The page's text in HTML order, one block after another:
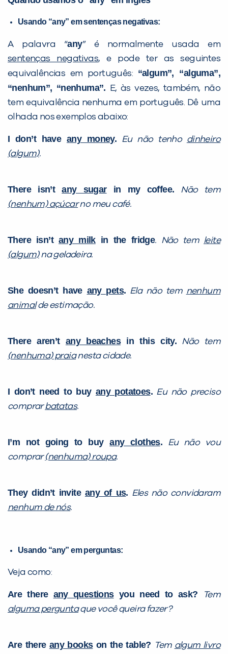
Usando “any” em sentenças negativas:
A palavra “any” é normalmente usada em
sentenças negativas, e pode ter as seguintes
equivalências em português: “algum”, “alguma”,
“nenhum”, “nenhuma”.
E, às vezes, também, não
tem equivalência nenhuma em português. Dê uma
olhada nos exemplos abaixo:
I don’t have any money. Eu não tenho dinheiro
(algum).
There isn’tany sugarin my coffee. Não tem
(nenhum) açúcarno meu café.
There isn’t any milkin the fridge. Não tem leite
(algum)na geladeira.
She doesn’t have any pets. Ela não tem nenhum
animalde estimação.
There aren’t any beachesin this city.
Não tem
(nenhuma) praianesta cidade.
I don’t need to buy any potatoes. Eu não preciso
comprarbatatas.
I’m not going to buyany clothes.
Eu não vou
comprar(nenhuma) roupa.
They didn’t invite any of us. Eles não convidaram
nenhum de nós.
Usando “any” em perguntas:
Veja como:
Are there any questionsyou need to ask?
Tem
alguma perguntaque você queira fazer?
Are there any bookson the table? Tem algum livro